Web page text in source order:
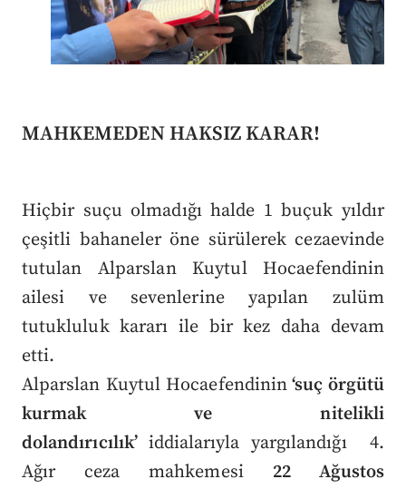
MAHKEMEDEN HAKSIZ KARAR!
Hiçbir suçu olmadığı halde 1 buçuk yıldır
çeşitli bahaneler öne sürülerek cezaevinde
tutulan Alparslan Kuytul Hocaefendinin
ailesi ve sevenlerine yapılan zulüm
tutukluluk kararı ile bir kez daha devam
etti.
Alparslan Kuytul Hocaefendinin ‘suç örgütü
kurmak ve nitelikli
dolandırıcılık’ iddialarıyla yargılandığı 4.
Ağır ceza mahkemesi 22 Ağustos